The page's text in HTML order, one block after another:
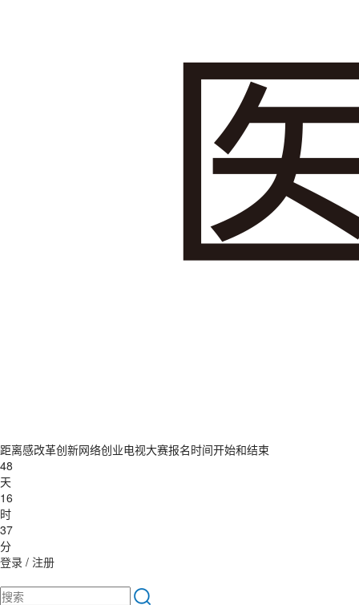
距离感改革创新网络创业电视大赛报名时间开始和结束
48
天
16
时
37
分
登录 / 注册